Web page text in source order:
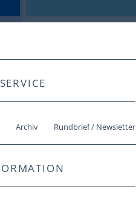
SERVICE
Archiv Rundbrief / Newsletter